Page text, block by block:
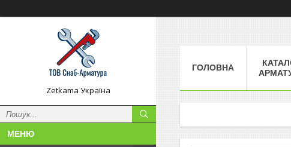
Zetkama Україна
ГОЛОВНА